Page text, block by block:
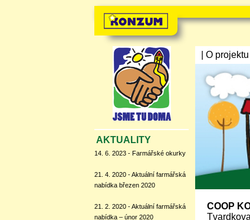
AKTUALITY
14. 6. 2023 - Farmářské okurky
21. 4. 2020 - Aktuální farmářská
nabídka březen 2020
21. 2. 2020 - Aktuální farmářská
nabídka – únor 2020
| O projektu
COOP